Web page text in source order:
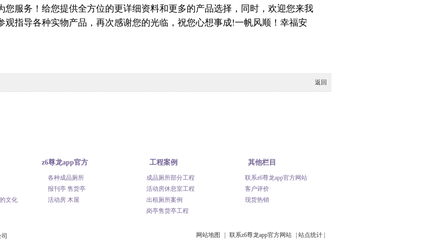
您服务！给您提供全方位的更详细资料和更多的产品选择，同时，欢迎您来我
观指导各种实物产品，再次感谢您的光临，祝您心想事成!一帆风顺！幸福安
返回
文化
z6尊龙app官方
各种成品厕所
报刊亭 售货亭
活动房 木屋
工程案例
成品厕所部分工程
活动房休息室工程
出租厕所案例
岗亭售货亭工程
其他栏目
联系z6尊龙app官方网站
客户评价
现货热销
司 网站地图 联系z6尊龙app官方网站 站点统计